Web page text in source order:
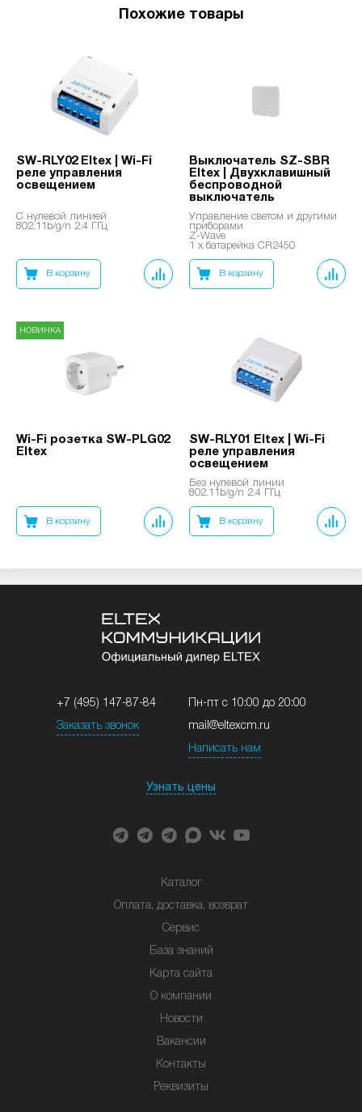
Похожие товары
SW-RLY02 Eltex | Wi-Fi
реле управления
освещением
С нулевой линией
802.11b/g/n 2.4 ГГц
В корзину
Выключатель SZ-SBR
Eltex | Двухклавишный
беспроводной
выключатель
Управление светом и другими
приборами
Z-Wave
1 x батарейка CR2450
В корзину
НОВИНКА
Wi-Fi розетка SW-PLG02
Eltex
В корзину
SW-RLY01 Eltex | Wi-Fi
реле управления
освещением
Без нулевой линии
802.11b/g/n 2.4 ГГц
В корзину
+7 (495) 147-87-84
Заказать звонок
Пн-пт с 10:00 до 20:00
mail@eltexcm.ru
Написать нам
Узнать цены
Каталог
Оплата, доставка, возврат
Сервис
База знаний
Карта сайта
О компании
Новости
Вакансии
Контакты
Реквизиты